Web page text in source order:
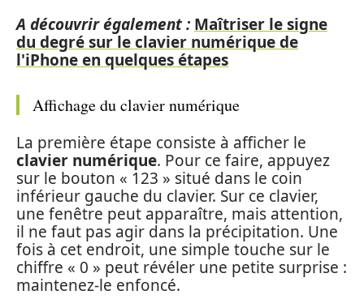
A découvrir également : Maîtriser le signe
du degré sur le clavier numérique de
l'iPhone en quelques étapes
Affichage du clavier numérique
La première étape consiste à afficher le
clavier numérique. Pour ce faire, appuyez
sur le bouton « 123 » situé dans le coin
inférieur gauche du clavier. Sur ce clavier,
une fenêtre peut apparaître, mais attention,
il ne faut pas agir dans la précipitation. Une
fois à cet endroit, une simple touche sur le
chiffre « 0 » peut révéler une petite surprise :
maintenez-le enfoncé.